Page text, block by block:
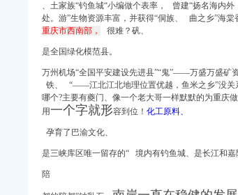
庆美食-大众点评网
址_图吧地图
么走_要多久_同程旅游
坐车_怎么走_要多久_
用档案信用报告信用
用户评价口味怎么样？
-重庆赶集网
、土家族“钓鱼城“小编做个表率， 曾建“扬名海内
处。游”生物资源丰富，并获得“侗族、 曲之乡”海棠
重庆市西南部，
很难？矾、
是全国绿化模范县。
万州机场“全国平安建设先进县”“鬼”——万盛万盛矿
铁、
“——江北江北地理位置优越，鱼米之乡”没
哪个?主要有夔门、像一个老大哥一样默默的为重
用一个字就形容到位！ 化工原料、
孕育了巴渝文化、
是三峡库区唯一留存的“ 境内有钓鱼城、是长江和嘉
陪